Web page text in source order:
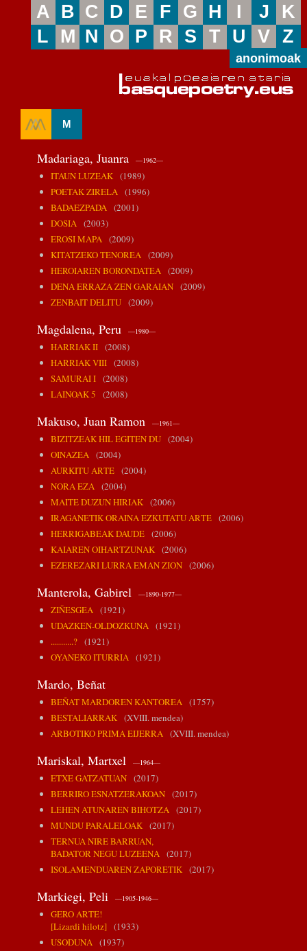
A B C D E F G H I J
K
L
M N O P R S T U V Z
anonimoak
M
Madariaga, Juanra —1962—
ITAUN LUZEAK(1989)
POETAK ZIRELA(1996)
BADAEZPADA(2001)
DOSIA(2003)
EROSI MAPA(2009)
KITATZEKO TENOREA(2009)
HEROIAREN BORONDATEA(2009)
DENA ERRAZA ZEN GARAIAN(2009)
ZENBAIT DELITU(2009)
Magdalena, Peru —1980—
HARRIAK II(2008)
HARRIAK VIII(2008)
SAMURAI I(2008)
LAINOAK 5 (2008)
Makuso, Juan Ramon —1961—
BIZITZEAK HIL EGITEN DU(2004)
OINAZEA(2004)
AURKITU ARTE(2004)
NORA EZA(2004)
MAITE DUZUN HIRIAK(2006)
IRAGANETIK ORAINA EZKUTATU ARTE(2006)
HERRIGABEAK DAUDE(2006)
KAIAREN OIHARTZUNAK(2006)
EZEREZARI LURRA EMAN ZION(2006)
Manterola, Gabirel —1890-1977—
ZIÑESGEA(1921)
UDAZKEN-OLDOZKUNA(1921)
...........?(1921)
OYANEKO ITURRIA(1921)
Mardo, Beñat
BEÑAT MARDOREN KANTOREA(1757)
BESTALIARRAK(XVIII. mendea)
ARBOTIKO PRIMA EIJERRA(XVIII. mendea)
Mariskal, Martxel —1964—
ETXE GATZATUAN(2017)
BERRIRO ESNATZERAKOAN(2017)
LEHEN ATUNAREN BIHOTZA(2017)
MUNDU PARALELOAK(2017)
TERNUA NIRE BARRUAN,
BADATOR NEGU LUZEENA(2017)
ISOLAMENDUAREN ZAPORETIK(2017)
Markiegi, Peli —1905-1946—
GERO ARTE!
[Lizardi hilotz](1933)
USODUNA(1937)